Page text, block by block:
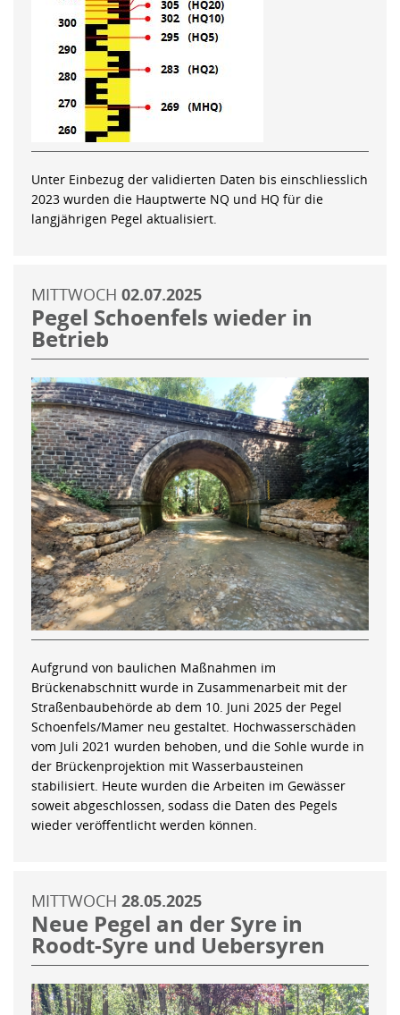
Unter Einbezug der validierten Daten bis einschliesslich
2023 wurden die Hauptwerte NQ und HQ für die
langjährigen Pegel aktualisiert.
MITTWOCH 02.07.2025
Pegel Schoenfels wieder in
Betrieb
Aufgrund von baulichen Maßnahmen im
Brückenabschnitt wurde in Zusammenarbeit mit der
Straßenbaubehörde ab dem 10. Juni 2025 der Pegel
Schoenfels/Mamer neu gestaltet. Hochwasserschäden
vom Juli 2021 wurden behoben, und die Sohle wurde in
der Brückenprojektion mit Wasserbausteinen
stabilisiert. Heute wurden die Arbeiten im Gewässer
soweit abgeschlossen, sodass die Daten des Pegels
wieder veröffentlicht werden können.
MITTWOCH 28.05.2025
Neue Pegel an der Syre in
Roodt-Syre und Uebersyren